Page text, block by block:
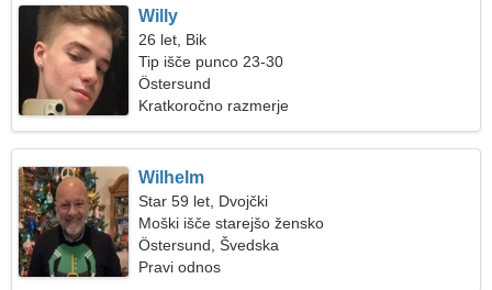
Willy
26 let, Bik
Tip išče punco 23-30
Östersund
Kratkoročno razmerje
Wilhelm
Star 59 let, Dvojčki
Moški išče starejšo žensko
Östersund, Švedska
Pravi odnos